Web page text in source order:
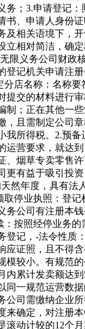
务；3.申请登记：
书、申请人身份
及相关语境下，
立相对简洁，确
限义务公司财政
登记机关申请注
分店名称：名称要
提交的材料进行
制；正在其他一
，且需制定公司
我所得税。2.预
运营要求，就达
、烟草专卖零售
更有益于吸引投
然年度，具有法
取停业执照：登记
务公司有注册本
：按照经停业务
登记，-法令性质
应证照，且不得
模较小。有规范
内累计发卖额达
同一规范运营数
公司需缴纳企业
来确定，对注册
滚动计较的12个